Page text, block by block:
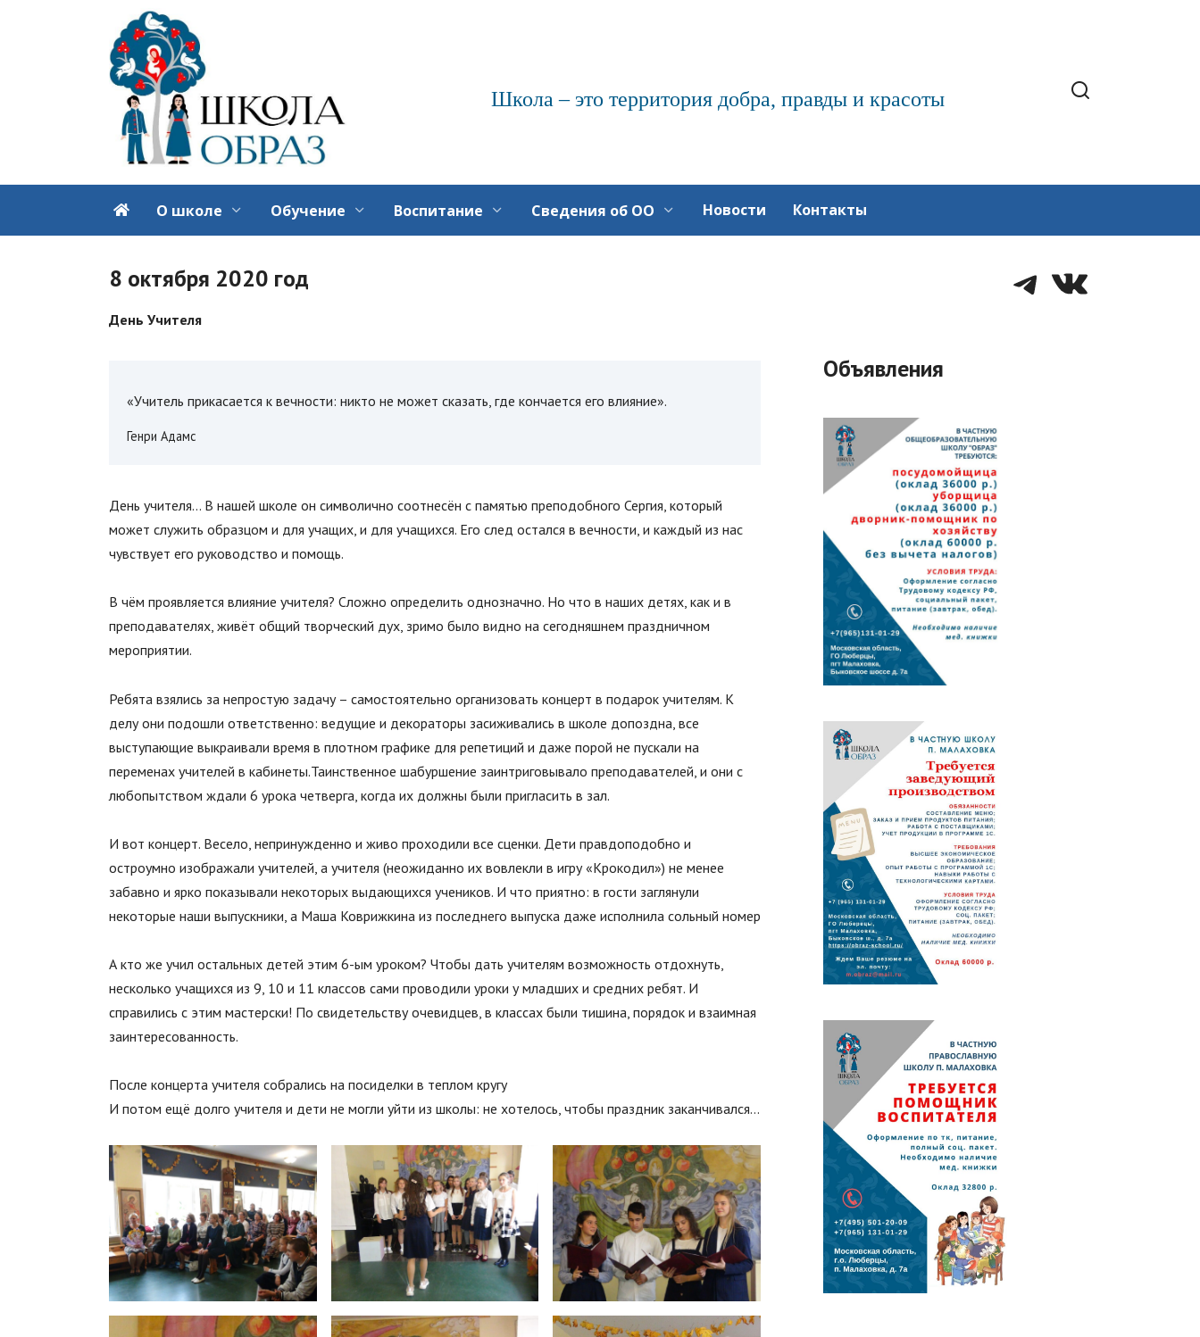
Школа – это территория добра, правды и красоты
О школе Обучение Воспитание Сведения об ОО Новости Контакты
8 октября 2020 год
День Учителя
«Учитель прикасается к вечности: никто не может сказать, где кончается его влияние».
Генри Адамс
День учителя… В нашей школе он символично соотнесён с памятью преподобного Сергия, который
может служить образцом и для учащих, и для учащихся. Его след остался в вечности, и каждый из нас
чувствует его руководство и помощь.
В чём проявляется влияние учителя? Сложно определить однозначно. Но что в наших детях, как и в
преподавателях, живёт общий творческий дух, зримо было видно на сегодняшнем праздничном
мероприятии.
Ребята взялись за непростую задачу – самостоятельно организовать концерт в подарок учителям. К
делу они подошли ответственно: ведущие и декораторы засиживались в школе допоздна, все
выступающие выкраивали время в плотном графике для репетиций и даже порой не пускали на
переменах учителей в кабинеты.Таинственное шабуршение заинтриговывало преподавателей, и они с
любопытством ждали 6 урока четверга, когда их должны были пригласить в зал.
И вот концерт. Весело, непринужденно и живо проходили все сценки. Дети правдоподобно и
остроумно изображали учителей, а учителя (неожиданно их вовлекли в игру «Крокодил») не менее
забавно и ярко показывали некоторых выдающихся учеников. И что приятно: в гости заглянули
некоторые наши выпускники, а Маша Коврижкина из последнего выпуска даже исполнила сольный номер
А кто же учил остальных детей этим 6-ым уроком? Чтобы дать учителям возможность отдохнуть,
несколько учащихся из 9, 10 и 11 классов сами проводили уроки у младших и средних ребят. И
справились с этим мастерски! По свидетельству очевидцев, в классах были тишина, порядок и взаимная
заинтересованность.
После концерта учителя собрались на посиделки в теплом кругу
И потом ещё долго учителя и дети не могли уйти из школы: не хотелось, чтобы праздник заканчивался…
Telegram
VK
Объявления